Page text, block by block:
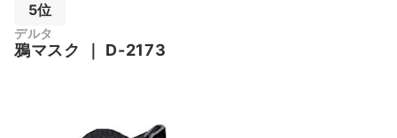
5位
デルタ
鴉マスク D-2173